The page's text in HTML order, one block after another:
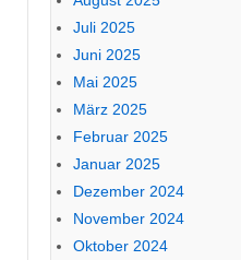
Juli 2025
Juni 2025
Mai 2025
März 2025
Februar 2025
Januar 2025
Dezember 2024
November 2024
Oktober 2024